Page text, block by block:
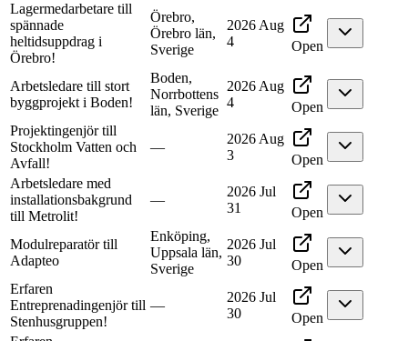
Lagermedarbetare till
spännade
heltidsuppdrag i
Örebro!
Örebro,
Örebro län,
Sverige
2026 Aug
4
Open
Arbetsledare till stort
byggprojekt i Boden!
Boden,
Norrbottens
län, Sverige
2026 Aug
4
Open
Projektingenjör till
Stockholm Vatten och
Avfall!
—
2026 Aug
3
Open
Arbetsledare med
installationsbakgrund
till Metrolit!
—
2026 Jul
31
Open
Modulreparatör till
Adapteo
Enköping,
Uppsala län,
Sverige
2026 Jul
30
Open
Erfaren
Entreprenadingenjör till
Stenhusgruppen!
—
2026 Jul
30
Open